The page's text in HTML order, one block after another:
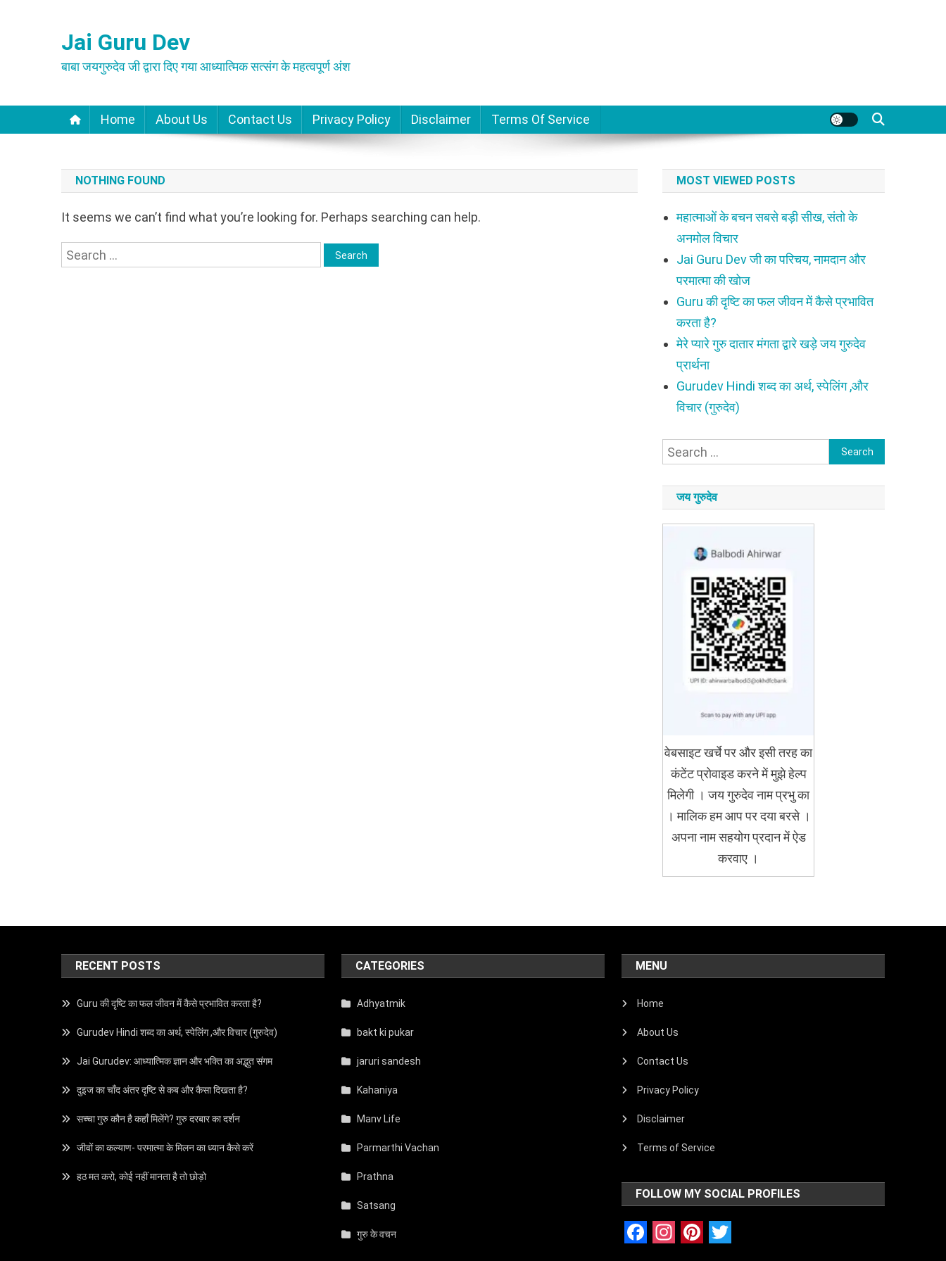
Jai Guru Dev
बाबा जयगुरुदेव जी द्वारा दिए गया आध्यात्मिक सत्संग के महत्वपूर्ण अंश
Home About Us Contact Us Privacy Policy Disclaimer Terms Of Service
NOTHING FOUND
It seems we can’t find what you’re looking for. Perhaps searching can help.
Search
MOST VIEWED POSTS
महात्माओं के बचन सबसे बड़ी सीख, संतो के
अनमोल विचार
Jai Guru Dev जी का परिचय, नामदान और
परमात्मा की खोज
Guru की दृष्टि का फल जीवन में कैसे प्रभावित
करता है?
मेरे प्यारे गुरु दातार मंगता द्वारे खड़े जय गुरुदेव
प्रार्थना
Gurudev Hindi शब्द का अर्थ, स्पेलिंग ,और
विचार (गुरुदेव)
Search
जय गुरुदेव
वेबसाइट खर्चे पर और इसी तरह का
कंटेंट प्रोवाइड करने में मुझे हेल्प
मिलेगी । जय गुरुदेव नाम प्रभु का
। मालिक हम आप पर दया बरसे ।
अपना नाम सहयोग प्रदान में ऐड
करवाए ।
RECENT POSTS
Guru की दृष्टि का फल जीवन में कैसे प्रभावित करता है?
Gurudev Hindi शब्द का अर्थ, स्पेलिंग ,और विचार (गुरुदेव)
Jai Gurudev: आध्यात्मिक ज्ञान और भक्ति का अद्भुत संगम
दुइज का चाँद अंतर दृष्टि से कब और कैसा दिखता है?
सच्चा गुरु कौन है कहाँ मिलेंगे? गुरु दरबार का दर्शन
जीवों का कल्याण- परमात्मा के मिलन का ध्यान कैसे करें
हठ मत करो, कोई नहीं मानता है तो छोड़ो
CATEGORIES
Adhyatmik
bakt ki pukar
jaruri sandesh
Kahaniya
Manv Life
Parmarthi Vachan
Prathna
Satsang
गुरु के वचन
MENU
Home
About Us
Contact Us
Privacy Policy
Disclaimer
Terms of Service
FOLLOW MY SOCIAL PROFILES